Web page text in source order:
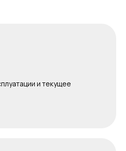
и текущее